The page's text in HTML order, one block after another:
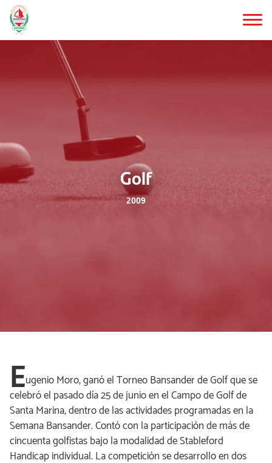
Saltar
al
contenido
Golf
2009
Eugenio Moro, ganó el Torneo Bansander de Golf que se
celebró el pasado día 25 de junio en el Campo de Golf de
Santa Marina, dentro de las actividades programadas en la
Semana Bansander. Contó con la participación de más de
cincuenta golfistas bajo la modalidad de Stableford
Handicap individual. La competición se desarrollo en dos